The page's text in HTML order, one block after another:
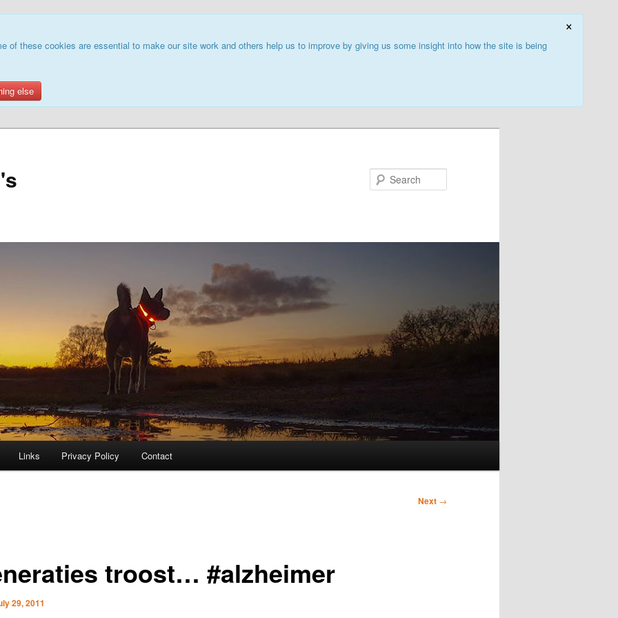
×
of these cookies are essential to make our site work and others help us to improve by giving us some insight into how the site is being
else
Links Privacy Policy Contact
Next →
troost… #alzheimer
29, 2011